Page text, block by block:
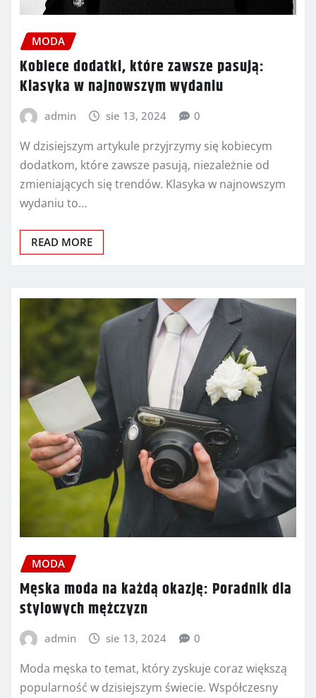
MODA
Kobiece dodatki, które zawsze pasują:
Klasyka w najnowszym wydaniu
admin sie 13, 2024 0
W dzisiejszym artykule przyjrzymy się kobiecym
dodatkom, które zawsze pasują, niezależnie od
zmieniających się trendów. Klasyka w najnowszym
wydaniu to…
READ MORE
MODA
Męska moda na każdą okazję: Poradnik dla
stylowych mężczyzn
admin sie 13, 2024 0
Moda męska to temat, który zyskuje coraz większą
popularność w dzisiejszym świecie. Współczesny